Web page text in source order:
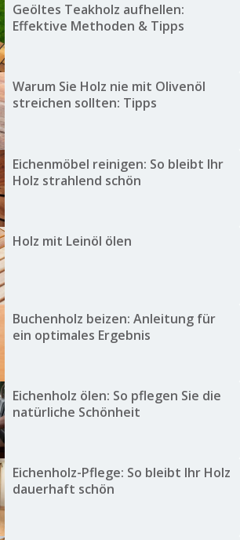
Geöltes Teakholz aufhellen:
Effektive Methoden & Tipps
Warum Sie Holz nie mit Olivenöl
streichen sollten: Tipps
Eichenmöbel reinigen: So bleibt Ihr
Holz strahlend schön
Holz mit Leinöl ölen
Buchenholz beizen: Anleitung für
ein optimales Ergebnis
Eichenholz ölen: So pflegen Sie die
natürliche Schönheit
Eichenholz-Pflege: So bleibt Ihr Holz
dauerhaft schön